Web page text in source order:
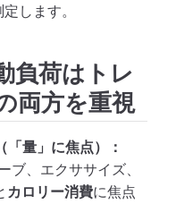
します。
負荷はトレ
両方を重視
量」に焦点）：
、エクササイズ、
カロリー消費に焦点